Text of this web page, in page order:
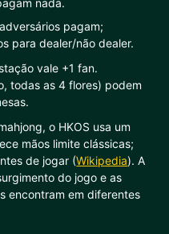
nada.
pagam;
para dealer/não dealer.
vale +1 fan.
todas as 4 flores) podem
o HKOS usa um
mãos limite clássicas;
de jogar (Wikipedia). A
do jogo e as
encontram em diferentes